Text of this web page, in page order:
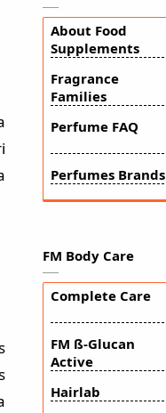
About Food
Supplements
Fragrance
Families
Perfume FAQ
Perfumes Brands
FM Body Care
Complete Care
FM ß-Glucan
Active
Hairlab